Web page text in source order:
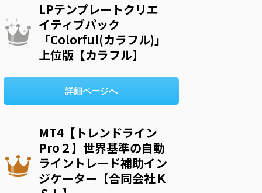
LPテンプレートクリエ
イティブパック
「Colorful(カラフル)」
上位版【カラフル】
詳細ページへ
MT4【トレンドライン
Pro２】世界基準の自動
ライントレード補助イン
ジケーター【合同会社Ｋ